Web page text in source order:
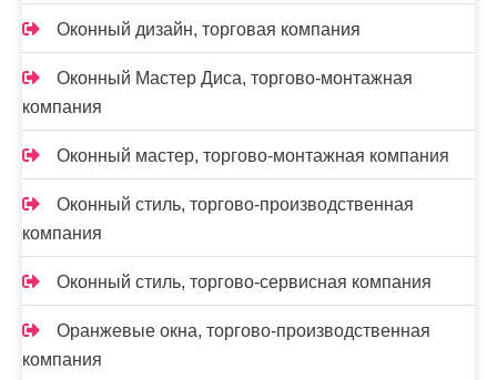
Оконный дизайн, торговая компания
Оконный Мастер Диса, торгово-монтажная
компания
Оконный мастер, торгово-монтажная компания
Оконный стиль, торгово-производственная
компания
Оконный стиль, торгово-сервисная компания
Оранжевые окна, торгово-производственная
компания